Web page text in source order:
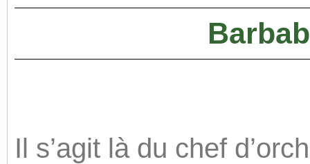
Il s’agit là du chef